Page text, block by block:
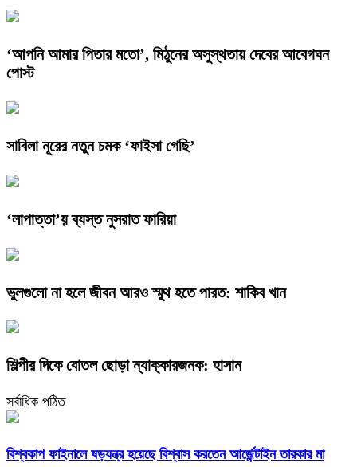
‘আপনি আমার পিতার মতো’, মিঠুনের অসুস্থতায় দেবের আবেগঘন
পোস্ট
সাবিলা নূরের নতুন চমক ‘ফাইসা গেছি’
‘লাপাত্তা’য় ব্যস্ত নুসরাত ফারিয়া
ভুলগুলো না হলে জীবন আরও স্মুথ হতে পারত: শাকিব খান
শিল্পীর দিকে বোতল ছোড়া ন্যাক্কারজনক: হাসান
সর্বাধিক পঠিত
বিশ্বকাপ ফাইনালে ষড়যন্ত্র হয়েছে বিশ্বাস করতেন আর্জেন্টাইন তারকার মা